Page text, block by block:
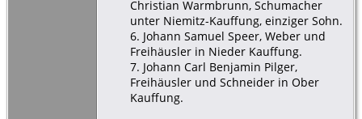
Christian Warmbrunn, Schumacher
unter Niemitz-Kauffung, einziger Sohn.
6. Johann Samuel Speer, Weber und
Freihäusler in Nieder Kauffung.
7. Johann Carl Benjamin Pilger,
Freihäusler und Schneider in Ober
Kauffung.